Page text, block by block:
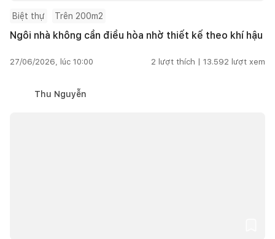
Biệt thự Trên 200m2
Ngôi nhà không cần điều hòa nhờ thiết kế theo khí hậu
27/06/2026, lúc 10:00 2 lượt thích | 13.592 lượt xem
Thu Nguyễn